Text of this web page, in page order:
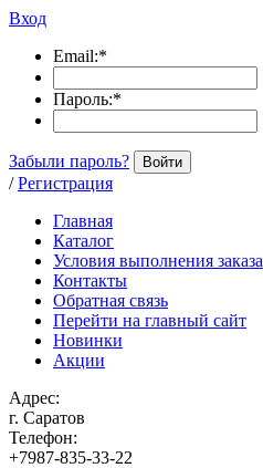
Вход
Email:*
Пароль:*
Забыли пароль? Войти
/ Регистрация
Главная
Каталог
Условия выполнения заказа
Контакты
Обратная связь
Перейти на главный сайт
Новинки
Акции
Адрес:
г. Саратов
Телефон:
+7987-835-33-22